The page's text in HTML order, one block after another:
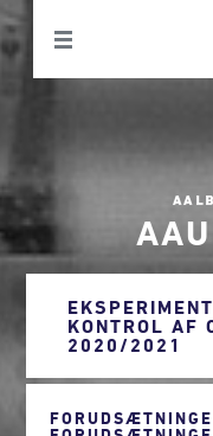
KONTROL AF
2020/2021